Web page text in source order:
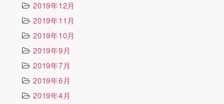
2019年12月
2019年11月
2019年10月
2019年9月
2019年7月
2019年6月
2019年4月